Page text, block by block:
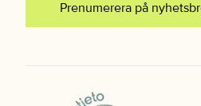
Prenumerera på